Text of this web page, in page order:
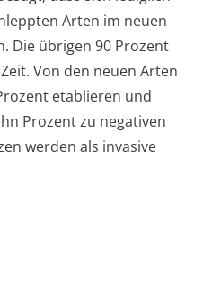
Arten im neuen
Die übrigen 90 Prozent
Von den neuen Arten
etablieren und
Prozent zu negativen
werden als invasive